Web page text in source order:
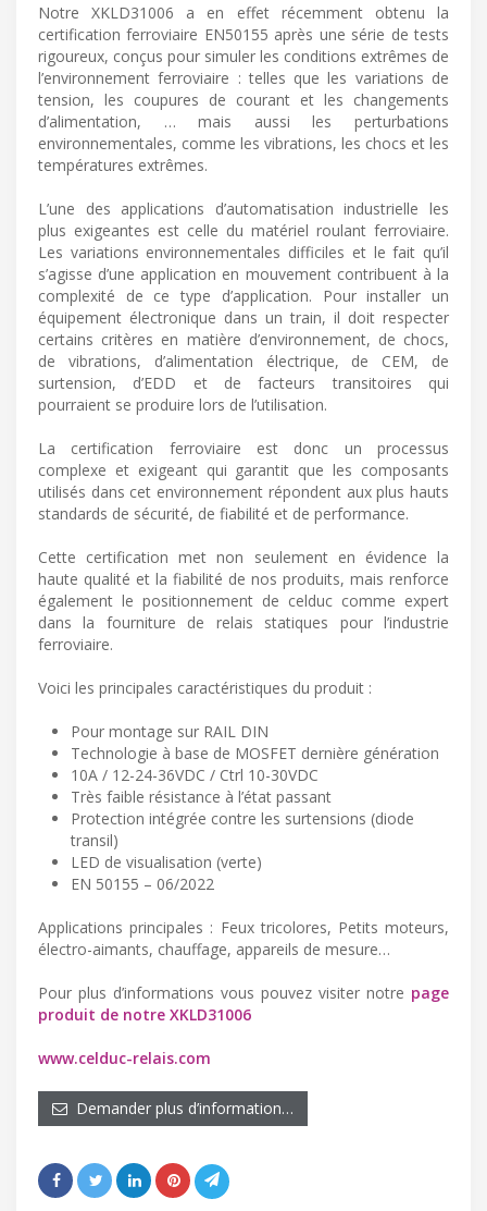
Notre XKLD31006 a en effet récemment obtenu la
certification ferroviaire EN50155 après une série de tests
rigoureux, conçus pour simuler les conditions extrêmes de
l’environnement ferroviaire : telles que les variations de
tension, les coupures de courant et les changements
d’alimentation, … mais aussi les perturbations
environnementales, comme les vibrations, les chocs et les
températures extrêmes.
L’une des applications d’automatisation industrielle les
plus exigeantes est celle du matériel roulant ferroviaire.
Les variations environnementales difficiles et le fait qu’il
s’agisse d’une application en mouvement contribuent à la
complexité de ce type d’application. Pour installer un
équipement électronique dans un train, il doit respecter
certains critères en matière d’environnement, de chocs,
de vibrations, d’alimentation électrique, de CEM, de
surtension, d’EDD et de facteurs transitoires qui
pourraient se produire lors de l’utilisation.
La certification ferroviaire est donc un processus
complexe et exigeant qui garantit que les composants
utilisés dans cet environnement répondent aux plus hauts
standards de sécurité, de fiabilité et de performance.
Cette certification met non seulement en évidence la
haute qualité et la fiabilité de nos produits, mais renforce
également le positionnement de celduc comme expert
dans la fourniture de relais statiques pour l’industrie
ferroviaire.
Voici les principales caractéristiques du produit :
Pour montage sur RAIL DIN
Technologie à base de MOSFET dernière génération
10A / 12-24-36VDC / Ctrl 10-30VDC
Très faible résistance à l’état passant
Protection intégrée contre les surtensions (diode
transil)
LED de visualisation (verte)
EN 50155 – 06/2022
Applications principales : Feux tricolores, Petits moteurs,
électro-aimants, chauffage, appareils de mesure…
Pour plus d’informations vous pouvez visiter notre page
produit de notre XKLD31006
www.celduc-relais.com
Demander plus d’information…